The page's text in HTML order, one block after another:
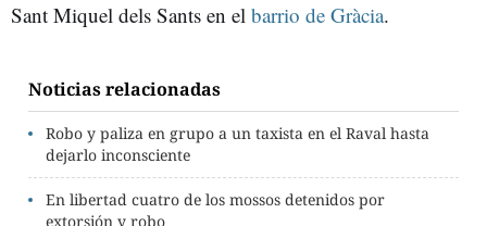
Sant Miquel dels Sants en el barrio de Gràcia.
Noticias relacionadas
Robo y paliza en grupo a un taxista en el Raval hasta
dejarlo inconsciente
En libertad cuatro de los mossos detenidos por
extorsión y robo